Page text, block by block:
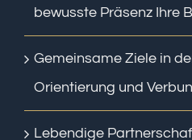
bewusste Präsenz Ihre
Gemeinsame Ziele in
Orientierung und
Lebendige